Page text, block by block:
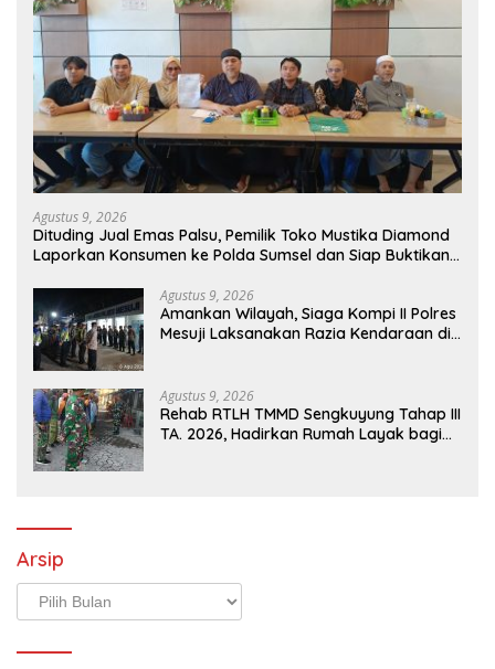
Agustus 9, 2026
Dituding Jual Emas Palsu, Pemilik Toko Mustika Diamond
Laporkan Konsumen ke Polda Sumsel dan Siap Buktikan
Agustus 9, 2026
Amankan Wilayah, Siaga Kompi II Polres
Mesuji Laksanakan Razia Kendaraan di
Agustus 9, 2026
Rehab RTLH TMMD Sengkuyung Tahap III
TA. 2026, Hadirkan Rumah Layak bagi
Arsip
Arsip